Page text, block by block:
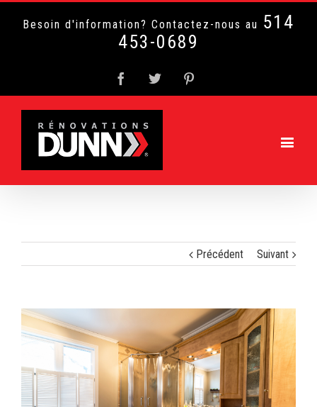
Besoin d'information? Contactez-nous au 514
453-0689
FacebookTwitter
Précédent Suivant